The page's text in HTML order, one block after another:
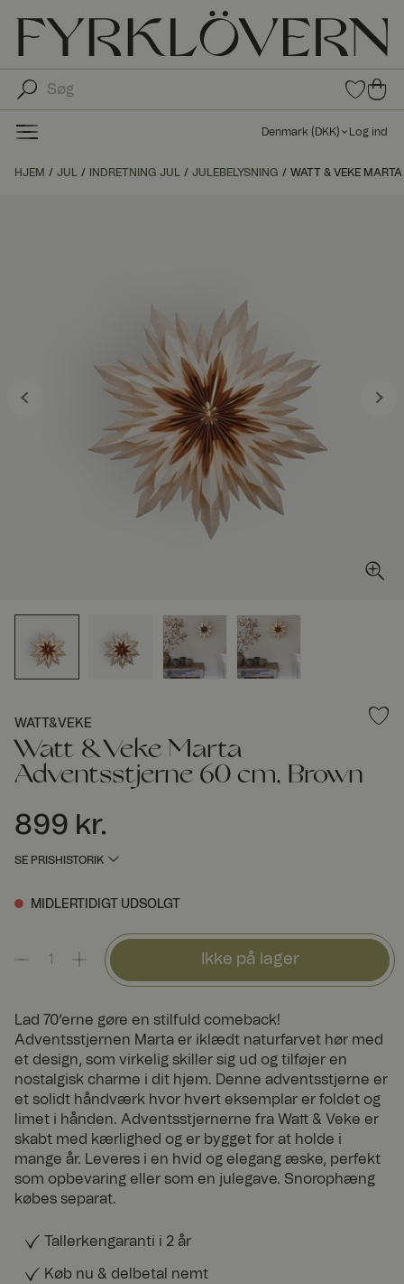
0
var
fav
0
var
er i
kø
Denmark ( DKK) Log ind
HJEM JUL INDRETNING JUL JULEBELYSNING WATT & VEKE
WATT&VEKE
Watt & Veke Marta
Adventsstjerne 60 cm, Brown
Pris:899 kr.
899 kr.
SE PRISHISTORIK
MIDLERTIDIGT UDSOLGT
Ikke på lager
Lad 70’erne gøre en stilfuld comeback!
Adventsstjernen Marta er iklædt naturfarvet hør med
et design, som virkelig skiller sig ud og tilføjer en
nostalgisk charme i dit hjem. Denne adventsstjerne er
et solidt håndværk hvor hvert eksemplar er foldet og
limet i hånden. Adventsstjernerne fra Watt & Veke er
skabt med kærlighed og er bygget for at holde i
mange år. Leveres i en hvid og elegang æske, perfekt
som opbevaring eller som en julegave. Snorophæng
købes separat.
Tallerkengaranti i 2 år
Køb nu & delbetal nemt